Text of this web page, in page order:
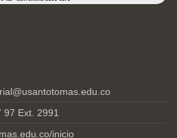
97 Ext. 2991
inicio